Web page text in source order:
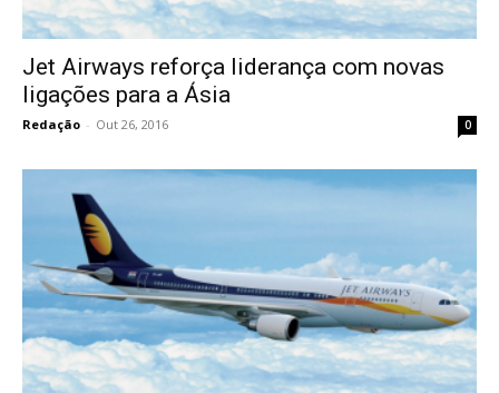
Jet Airways reforça liderança com novas
ligações para a Ásia
Redação - Out 26, 2016 0